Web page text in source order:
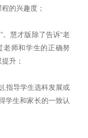
的兴趣度；
。慧才版除了告诉“老
老师和学生的正确努
升；
,指导学生选科发展或
学生和家长的一致认